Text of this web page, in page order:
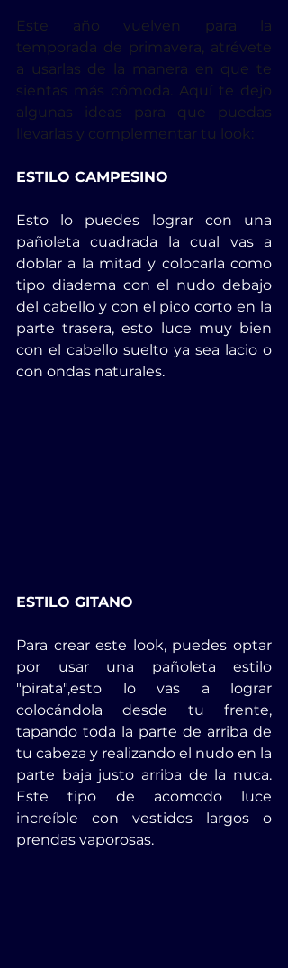
Este año vuelven para la
temporada de primavera, atrévete
a usarlas de la manera en que te
sientas más cómoda. Aquí te dejo
algunas ideas para que puedas
llevarlas y complementar tu look:
ESTILO CAMPESINO
Esto lo puedes lograr con una
pañoleta cuadrada la cual vas a
doblar a la mitad y colocarla como
tipo diadema con el nudo debajo
del cabello y con el pico corto en la
parte trasera, esto luce muy bien
con el cabello suelto ya sea lacio o
con ondas naturales.
ESTILO GITANO
Para crear este look, puedes optar
por usar una pañoleta estilo
"pirata",esto lo vas a lograr
colocándola desde tu frente,
tapando toda la parte de arriba de
tu cabeza y realizando el nudo en la
parte baja justo arriba de la nuca.
Este tipo de acomodo luce
increíble con vestidos largos o
prendas vaporosas.